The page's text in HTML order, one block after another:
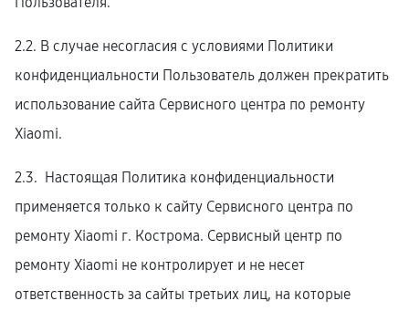
2.2. В случае несогласия с условиями Политики
конфиденциальности Пользователь должен прекратить
использование сайта Сервисного центра по ремонту
Xiaomi.
2.3. Настоящая Политика конфиденциальности
применяется только к сайту Сервисного центра по
ремонту Xiaomi г. Кострома. Сервисный центр по
ремонту Xiaomi не контролирует и не несет
ответственность за сайты третьих лиц, на которые